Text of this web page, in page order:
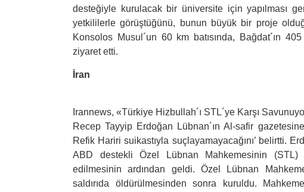
desteğiyle kurulacak bir üniversite için yapılması
yetkililerle görüştüğünü, bunun büyük bir proje
Konsolos Musul´un 60 km batısında, Bağdat´ın
ziyaret etti.
İran
Irannews, «Türkiye Hizbullah´ı STL´ye Karşı
Recep Tayyip Erdoğan Lübnan´ın Al-safir
Refik Hariri suikastıyla suçlayamayacağını’ belirtti.
ABD destekli Özel Lübnan Mahkemesinin
edilmesinin ardından geldi. Özel Lübnan
saldırıda öldürülmesinden sonra kuruldu.